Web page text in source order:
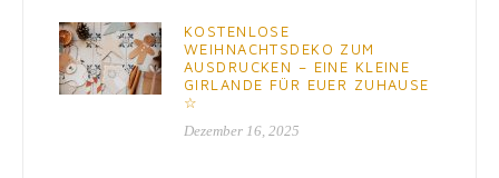
KOSTENLOSE
WEIHNACHTSDEKO ZUM
AUSDRUCKEN – EINE KLEINE
GIRLANDE FÜR EUER ZUHAUSE
☆
Dezember 16, 2025